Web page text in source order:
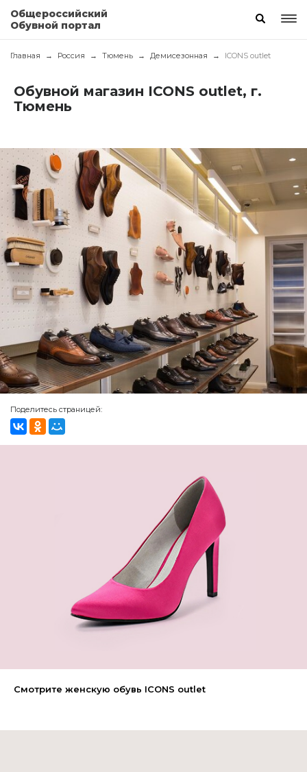
Общероссийский
Обувной портал
Главная Россия Тюмень Демисезонная ICONS outlet
Обувной магазин ICONS outlet, г.
Тюмень
Поделитесь страницей:
Смотрите женскую обувь ICONS outlet